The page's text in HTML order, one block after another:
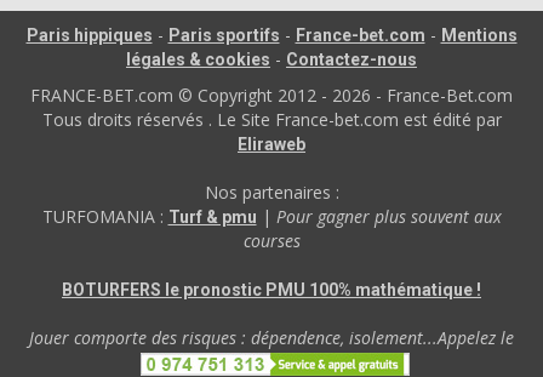
Paris hippiques - Paris sportifs - France-bet.com - Mentions
légales & cookies - Contactez-nous
FRANCE-BET.com © Copyright 2012 - 2026 - France-Bet.com
Tous droits réservés . Le Site France-bet.com est édité par
Eliraweb
Nos partenaires :
TURFOMANIA : Turf & pmu | Pour gagner plus souvent aux
courses
BOTURFERS le pronostic PMU 100% mathématique !
Jouer comporte des risques : dépendence, isolement...Appelez le